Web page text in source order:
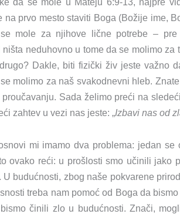
na prvo mesto staviti Boga (Božije ime,
mole za njihove lične potrebe – pre
neduhovno u tome da se molimo za
Dakle, biti fizički živ jeste važno
molimo za naš svakodnevni hleb.
Sada želimo preći na
zahtev u vezi nas jeste: „Izbavi nas od
mi imamo dva problema: jedan se
ovako reći: u prošlosti smo učinili jako
budućnosti, zbog naše pokvarene
treba nam pomoć od Boga da
činili zlo u budućnosti. Znači,